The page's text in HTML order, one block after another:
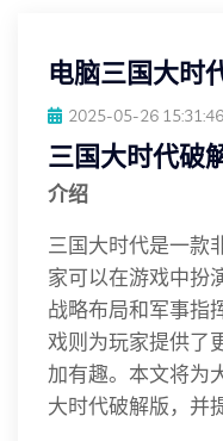
电脑三国大时
2025-05-26 15:31:46
三国大时代破
介绍
三国大时代是一款
家可以在游戏中扮
战略布局和军事指
戏则为玩家提供了
加有趣。本文将为
大时代破解版，并